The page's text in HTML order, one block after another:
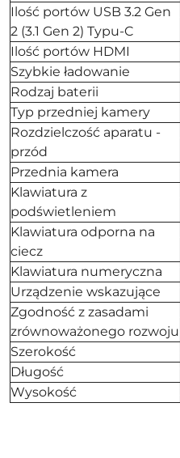
Ilość portów USB 3.2 Gen
2 (3.1 Gen 2) Typu-C
Ilość portów HDMI
Szybkie ładowanie
Rodzaj baterii
Typ przedniej kamery
Rozdzielczość aparatu -
przód
Przednia kamera
Klawiatura z
podświetleniem
Klawiatura odporna na
ciecz
Klawiatura numeryczna
Urządzenie wskazujące
Zgodność z zasadami
zrównoważonego rozwoju
Szerokość
Długość
Wysokość